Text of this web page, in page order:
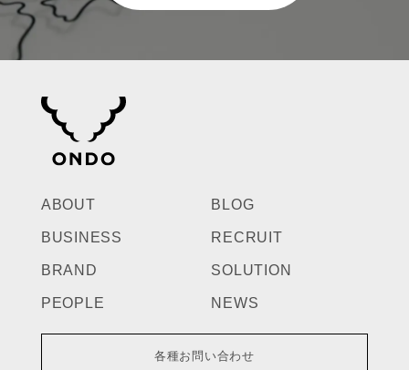
ABOUT
BUSINESS
BRAND
PEOPLE
BLOG
RECRUIT
SOLUTION
NEWS
各種お問い合わせ